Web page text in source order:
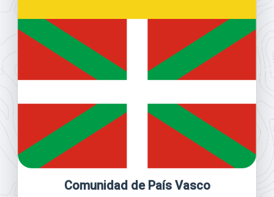
Comunidad de País Vasco